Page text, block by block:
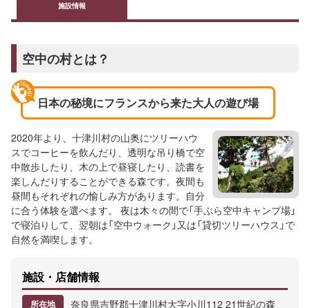
施設情報
空中の村とは？
日本の秘境にフランスから来た大人の遊び場
2020年より、十津川村の山奥にツリーハウ
スでコーヒーを飲んだり、透明な吊り橋で空
中散歩したり、木の上で昼寝したり、読書を
楽しんだりすることができる森です。夜間も
昼間もそれぞれの愉しみ方があります。自分
に合う体験を選べます。 夜は木々の間で「手ぶら空中キャンプ場」
で寝泊りして、翌朝は「空中ウォーク」又は「貸切ツリーハウス」で
自然を満喫します。
施設・店舗情報
所在地 奈良県吉野郡十津川村大字小川112 21世紀の森